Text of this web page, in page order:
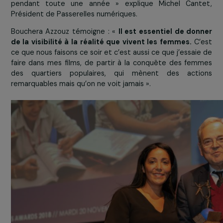
Passerelles numériques distinguée
le prix de la catégorie Formation
Insertion Professionnelle
L’association Passerelles numériques
a reçu le prix
catégorie Formation et Insertion Professionnelle (15
€) remis parBouchera Azzouz, Fondatrice des
Féminisme Populaire
, pour son projet « Améliorer
des jeunes filles aux métiers du numérique
Cambodge
« Le soutien de la Fondation RAJA-Danièle
nous permettre de financer la formation de 5 jeunes
pendant toute une année » explique Michel
Président de Passerelles numériques.
Bouchera Azzouz témoigne : «
Il est essentiel de
de la visibilité à la réalité que vivent les femmes.